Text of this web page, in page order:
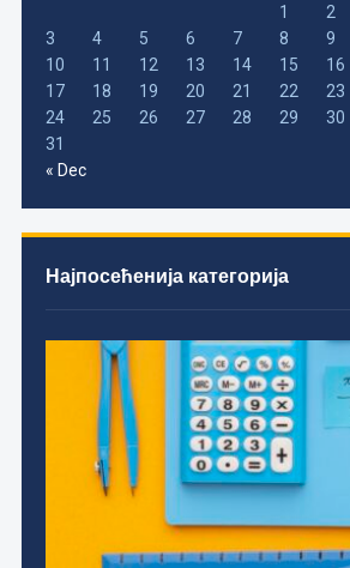
1
2
3
4 5 6 7 8
9
10
11 12 13 14 15
16
17
18 19 20 21 22
23
24
25 26 27 28 29
30
31
« Dec
Најпосећенија категорија